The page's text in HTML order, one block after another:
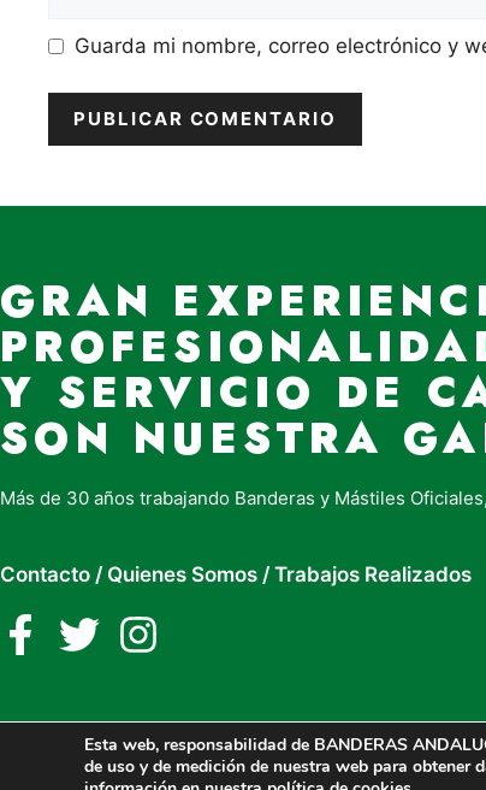
Guarda mi nombre, correo electrónico y
GRAN
Y SERVICIO DE
SON NUESTRA
Más de 30 años trabajando Banderas y Mástiles
Contacto / Quienes Somos / Trabajos Realizados
2026 Banderasandalucia
Esta web, responsabilidad de BANDERAS
de uso y de medición de nuestra web para